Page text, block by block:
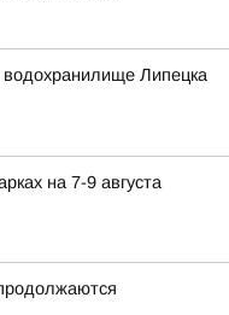
Липецка
на 7-9 августа